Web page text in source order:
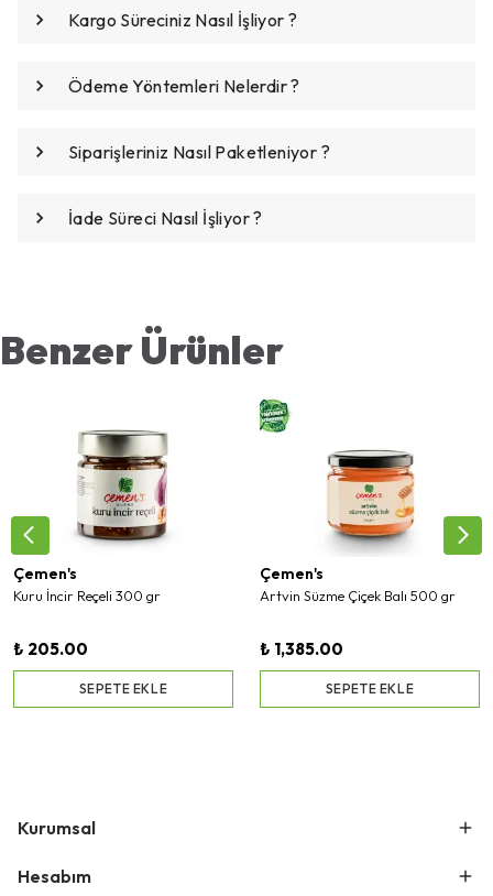
Kargo Süreciniz Nasıl İşliyor ?
Ödeme Yöntemleri Nelerdir ?
Siparişleriniz Nasıl Paketleniyor ?
İade Süreci Nasıl İşliyor ?
Benzer Ürünler
Çemen's
Kuru İncir Reçeli 300 gr
₺ 205.00
SEPETE EKLE
Çemen's
Artvin Süzme Çiçek Balı 500 gr
₺ 1,385.00
SEPETE EKLE
Kurumsal
Hesabım